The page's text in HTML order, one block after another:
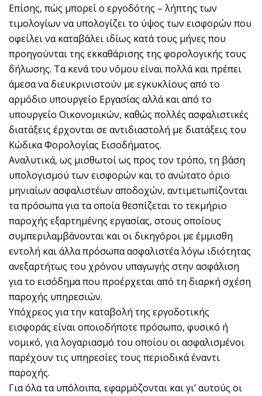
Επίσης, πώς μπορεί ο εργοδότης – λήπτης των
τιμολογίων να υπολογίζει το ύψος των εισφορών που
οφείλει να καταβάλει ιδίως κατά τους μήνες που
προηγούνται της εκκαθάρισης της φορολογικής τους
δήλωσης. Τα κενά του νόμου είναι πολλά και πρέπει
άμεσα να διευκρινιστούν με εγκυκλίους από το
αρμόδιο υπουργείο Εργασίας αλλά και από το
υπουργείο Οικονομικών, καθώς πολλές ασφαλιστικές
διατάξεις έρχονται σε αντιδιαστολή με διατάξεις του
Κώδικα Φορολογίας Εισοδήματος.
Αναλυτικά, ως μισθωτοί ως προς τον τρόπο, τη βάση
υπολογισμού των εισφορών και το ανώτατο όριο
μηνιαίων ασφαλιστέων αποδοχών, αντιμετωπίζονται
τα πρόσωπα για τα οποία θεσπίζεται το τεκμήριο
παροχής εξαρτημένης εργασίας, στους οποίους
συμπεριλαμβάνονται και οι δικηγόροι με έμμισθη
εντολή και άλλα πρόσωπα ασφαλιστέα λόγω ιδιότητας
ανεξαρτήτως του χρόνου υπαγωγής στην ασφάλιση
για το εισόδημα που προέρχεται από τη διαρκή σχέση
παροχής υπηρεσιών.
Υπόχρεος για την καταβολή της εργοδοτικής
εισφοράς είναι οποιοδήποτε πρόσωπο, φυσικό ή
νομικό, για λογαριασμό του οποίου οι ασφαλισμένοι
παρέχουν τις υπηρεσίες τους περιοδικά έναντι
παροχής.
Για όλα τα υπόλοιπα, εφαρμόζονται και γι’ αυτούς οι